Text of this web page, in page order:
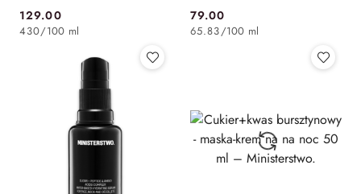
Cena:
129.00
430/100 ml Cena:
79.00
65.83/100 ml